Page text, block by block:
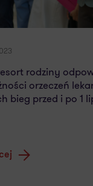
rodziny
orzeczeń
bieg przed i po 1